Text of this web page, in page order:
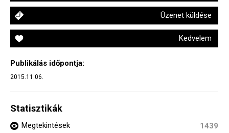
Üzenet küldése
Kedvelem
Publikálás időpontja:
2015.11.06.
Statisztikák
Megtekintések
1439